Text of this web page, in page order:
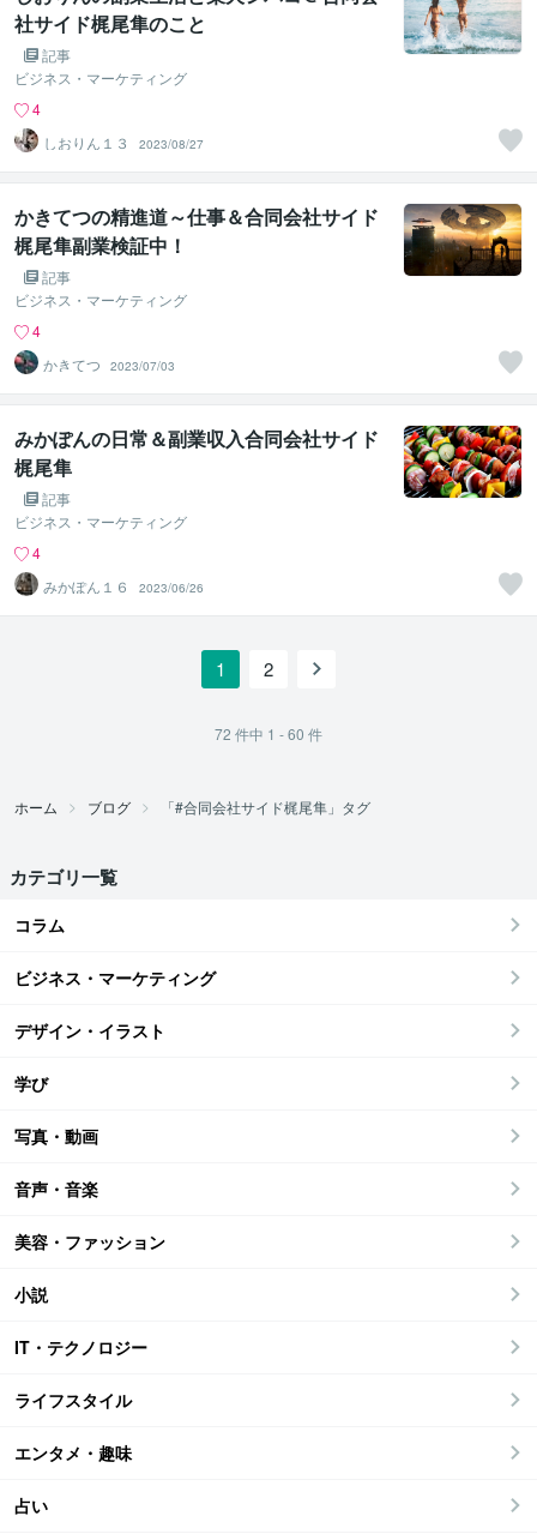
社サイド梶尾隼のこと
記事
ビジネス・マーケティング
4
しおりん１３
2023/08/27
かきてつの精進道～仕事＆合同会社サイド
梶尾隼副業検証中！
記事
ビジネス・マーケティング
4
かきてつ
2023/07/03
みかぽんの日常＆副業収入合同会社サイド
梶尾隼
記事
ビジネス・マーケティング
4
みかぽん１６
2023/06/26
1 2
72 件中 1 - 60 件
ホーム ブログ 「#合同会社サイド梶尾隼」タグ
カテゴリ一覧
コラム
ビジネス・マーケティング
デザイン・イラスト
学び
写真・動画
音声・音楽
美容・ファッション
小説
IT・テクノロジー
ライフスタイル
エンタメ・趣味
占い